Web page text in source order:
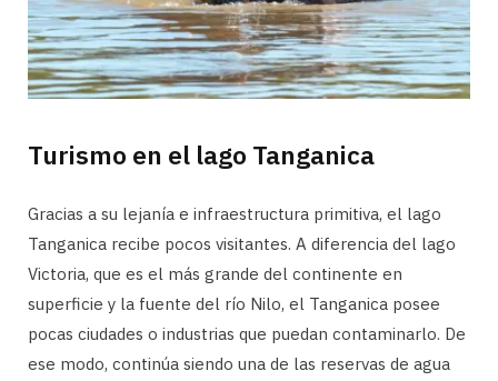
Turismo en el lago Tanganica
Gracias a su lejanía e infraestructura primitiva, el lago
Tanganica recibe pocos visitantes. A diferencia del lago
Victoria, que es el más grande del continente en
superficie y la fuente del río Nilo, el Tanganica posee
pocas ciudades o industrias que puedan contaminarlo. De
ese modo, continúa siendo una de las reservas de agua